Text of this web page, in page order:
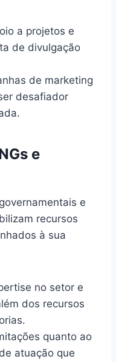
a projetos e
de divulgação
de marketing
desafiador
e
e
recursos
à sua
no setor e
dos recursos
quanto ao
atuação que